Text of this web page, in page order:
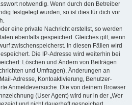
notwendig. Wenn durch den Betreiber
festgelegt wurden, so ist dies für dich vor
eine private Nachricht erstellst, so werden
ebenfalls gespeichert. Gleiches gilt, wenn
zwischenspeicherst. In diesen Fällen wird
Die IP-Adresse wird weiterhin bei
Löschen und Ändern von Beiträgen
und Umfragen), Änderungen an
Adresse, Kontoaktivierung, Benutzer-
Anmeldeversuche. Die von deinem Browser
(User Agent) wird nur in der „Wer